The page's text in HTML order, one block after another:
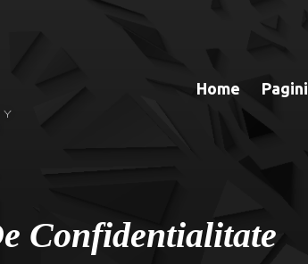
Home Pagini
Confidentialitate